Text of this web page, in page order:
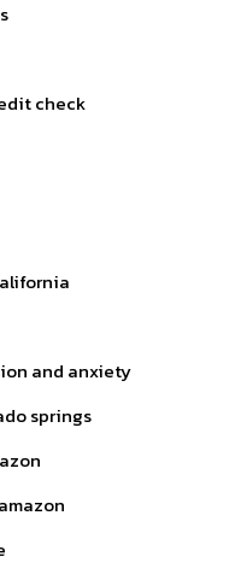
check
and anxiety
springs